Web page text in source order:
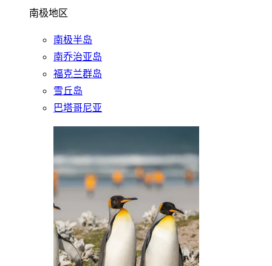
南极地区
南极半岛
南乔治亚岛
福克兰群岛
雪丘岛
巴塔哥尼亚